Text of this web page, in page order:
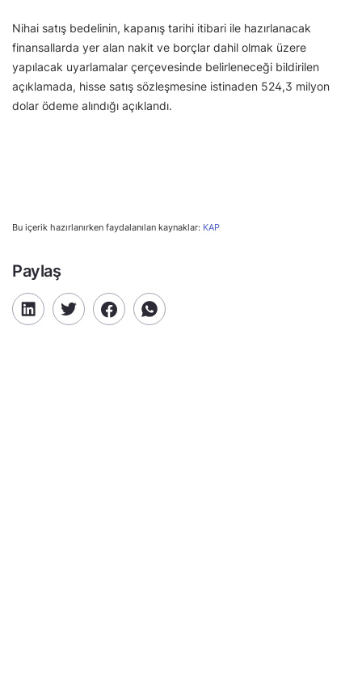
Nihai satış bedelinin, kapanış tarihi itibari ile hazırlanacak
finansallarda yer alan nakit ve borçlar dahil olmak üzere
yapılacak uyarlamalar çerçevesinde belirleneceği bildirilen
açıklamada, hisse satış sözleşmesine istinaden 524,3 milyon
dolar ödeme alındığı açıklandı.
Bu içerik hazırlanırken faydalanılan kaynaklar: KAP
Paylaş